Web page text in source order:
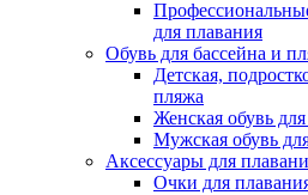
для плавания
Обувь для бассейна и
Детская,
пляжа
Женская обувь
Мужская обувь
Аксессуары для
Очки для